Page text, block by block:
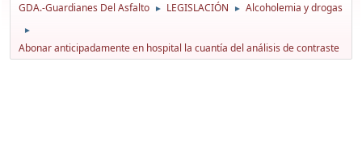
GDA.-Guardianes Del Asfalto ► LEGISLACIÓN ► Alcoholemia y drogas
►
Abonar anticipadamente en hospital la cuantía del análisis de contraste